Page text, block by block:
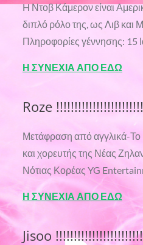
H Ντοβ Κάμερον είναι
διπλό ρόλο της, ως Λιβ και
Πληροφορίες γέννησης: 15
Η ΣΥΝΕΧΙΑ ΑΠΟ ΕΔΩ
Roze !!!!!!!!!!!!!!!!!!!!!!!!
Μετάφραση από αγγλικά-Το
και χορευτής της Νέας
Νότιας Κορέας YG
Η ΣΥΝΕΧΙΑ ΑΠΟ ΕΔΩ
Jisoo